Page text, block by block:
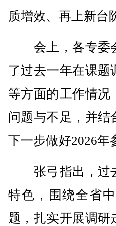
质增效、再上新台
会上，各专委
了过去一年在课题
等方面的工作情况
问题与不足，并结
下一步做好2026年
张弓指出，过
特色，围绕全省
题，扎实开展调研